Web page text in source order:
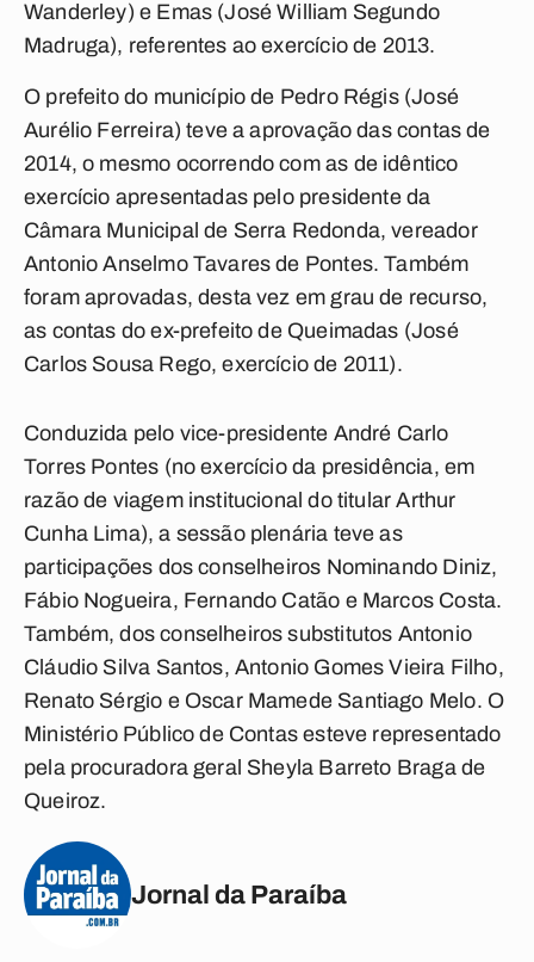
Wanderley) e Emas (José William Segundo
Madruga), referentes ao exercício de 2013.
O prefeito do município de Pedro Régis (José
Aurélio Ferreira) teve a aprovação das contas de
2014, o mesmo ocorrendo com as de idêntico
exercício apresentadas pelo presidente da
Câmara Municipal de Serra Redonda, vereador
Antonio Anselmo Tavares de Pontes. Também
foram aprovadas, desta vez em grau de recurso,
as contas do ex-prefeito de Queimadas (José
Carlos Sousa Rego, exercício de 2011).
Conduzida pelo vice-presidente André Carlo
Torres Pontes (no exercício da presidência, em
razão de viagem institucional do titular Arthur
Cunha Lima), a sessão plenária teve as
participações dos conselheiros Nominando Diniz,
Fábio Nogueira, Fernando Catão e Marcos Costa.
Também, dos conselheiros substitutos Antonio
Cláudio Silva Santos, Antonio Gomes Vieira Filho,
Renato Sérgio e Oscar Mamede Santiago Melo. O
Ministério Público de Contas esteve representado
pela procuradora geral Sheyla Barreto Braga de
Queiroz.
Jornal da Paraíba